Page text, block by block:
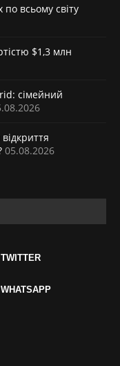
всьому світу
$1,3 млн
сімейний
05.08.2026
TWITTER
WHATSAPP